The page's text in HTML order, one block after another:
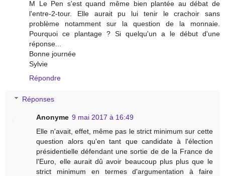
M Le Pen s'est quand même bien plantée au débat de
l'entre-2-tour. Elle aurait pu lui tenir le crachoir sans
problème notamment sur la question de la monnaie.
Pourquoi ce plantage ? Si quelqu'un a le début d'une
réponse...
Bonne journée
Sylvie
Répondre
Réponses
Anonyme 9 mai 2017 à 16:49
Elle n'avait, effet, même pas le strict minimum sur cette
question alors qu'en tant que candidate à l'élection
présidentielle défendant une sortie de de la France de
l'Euro, elle aurait dû avoir beaucoup plus plus que le
strict minimum en termes d'argumentation à faire